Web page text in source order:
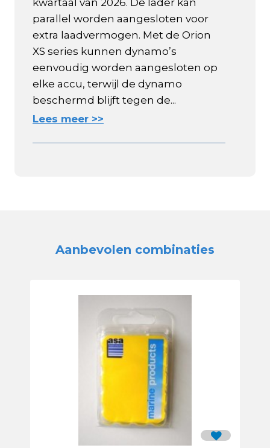
kwartaal van 2026. De lader kan
parallel worden aangesloten voor
extra laadvermogen. Met de Orion
XS series kunnen dynamo’s
eenvoudig worden aangesloten op
elke accu, terwijl de dynamo
beschermd blijft tegen de...
Lees meer >>
Aanbevolen combinaties